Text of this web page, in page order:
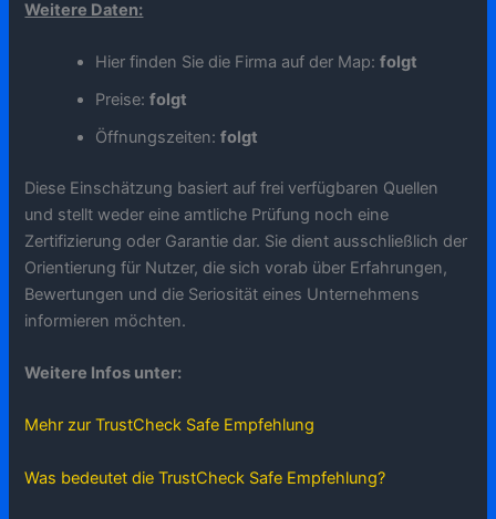
Weitere Daten:
Hier finden Sie die Firma auf der Map:folgt
Preise:folgt
Öffnungszeiten:folgt
Diese Einschätzung basiert auf frei verfügbaren Quellen
und stellt weder eine amtliche Prüfung noch eine
Zertifizierung oder Garantie dar. Sie dient ausschließlich der
Orientierung für Nutzer, die sich vorab über Erfahrungen,
Bewertungen und die Seriosität eines Unternehmens
informieren möchten.
Weitere Infos unter:
Mehr zur TrustCheck Safe Empfehlung
Was bedeutet die TrustCheck Safe Empfehlung?